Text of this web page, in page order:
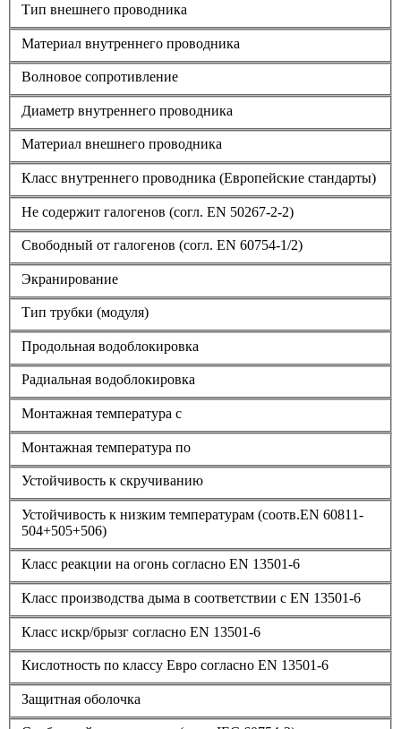
Тип внешнего проводника
Материал внутреннего проводника
Волновое сопротивление
Диаметр внутреннего проводника
Материал внешнего проводника
Класс внутреннего проводника (Европейские стандарты)
Не содержит галогенов (согл. EN 50267-2-2)
Свободный от галогенов (согл. EN 60754-1/2)
Экранирование
Тип трубки (модуля)
Продольная водоблокировка
Радиальная водоблокировка
Монтажная температура с
Монтажная температура по
Устойчивость к скручиванию
Устойчивость к низким температурам (соотв.EN 60811-
504+505+506)
Класс реакции на огонь согласно EN 13501-6
Класс производства дыма в соответствии с EN 13501-6
Класс искр/брызг согласно EN 13501-6
Кислотность по классу Евро согласно EN 13501-6
Защитная оболочка